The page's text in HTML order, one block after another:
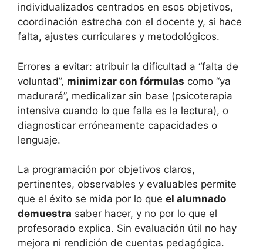
individualizados centrados en esos objetivos,
coordinación estrecha con el docente y, si hace
falta, ajustes curriculares y metodológicos.
Errores a evitar: atribuir la dificultad a “falta de
voluntad”, minimizar con fórmulas como “ya
madurará”, medicalizar sin base (psicoterapia
intensiva cuando lo que falla es la lectura), o
diagnosticar erróneamente capacidades o
lenguaje.
La programación por objetivos claros,
pertinentes, observables y evaluables permite
que el éxito se mida por lo que el alumnado
demuestra saber hacer, y no por lo que el
profesorado explica. Sin evaluación útil no hay
mejora ni rendición de cuentas pedagógica.